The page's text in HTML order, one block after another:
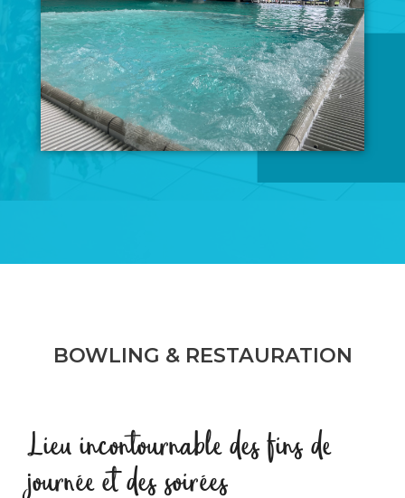
BOWLING & RESTAURATION
Lieu incontournable des fins de
journée et des soirées